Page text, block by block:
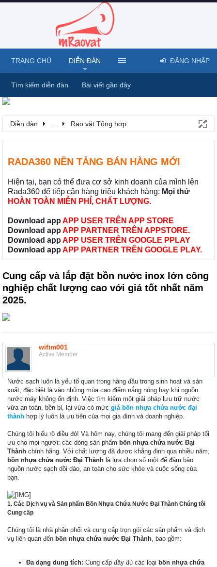
Diễn đàn Rao vặt Tổng hợp
RADA360 NỀN TẢNG BÁN HÀNG MỚI
Hiện tại, bạn có thể đưa cơ sở kinh doanh của mình lên
Rada360 để tiếp cận hàng triệu khách hàng: Mọi thứ
HOÀN TOÀN MIỄN PHÍ, CHẤT LƯỢNG.
Download app APP USER TRÊN APP STORE
Download app APP PARTNER TRÊN APPSTORE.
Download app APP USER TRÊN GOOGLE PPLAY
Download app APP PARTNER TRÊN GOOGLE PLAY.
Cung cấp và lắp đặt bồn nước inox lớn công
nghiệp chất lượng cao với giá tốt nhất năm
2025.
wifim001
Active Member
Nước sạch luôn là yếu tố quan trọng hàng đầu trong sinh hoạt và sản
xuất, đặc biệt là vào những mùa cao điểm nắng nóng hay khi nguồn
nước máy không ổn định. Việc tìm kiếm một giải pháp lưu trữ nước
vừa an toàn, bền bỉ, lại vừa có mức giá bồn nhựa chứa nước đại
thành hợp lý luôn là ưu tiên của mọi gia đình và doanh nghiệp.
Chúng tôi hiểu rõ điều đó! Và hôm nay, chúng tôi mang đến giải pháp tối
ưu cho mọi người: các dòng sản phẩm bồn nhựa chứa nước Đại
Thành chính hãng. Với chất lượng đã được khẳng định qua nhiều năm,
bồn nhựa chứa nước Đại Thành là lựa chọn số một để đảm bảo
nguồn nước sạch dồi dào, an toàn cho sức khỏe và cuộc sống của
bạn.
1. Các Dịch vụ và Sản phẩm Bồn Nhựa Chứa Nước Đại Thành Chúng tôi
Cung cấp
Chúng tôi là nhà phân phối và cung cấp trọn gói các sản phẩm và dịch
vụ liên quan đến bồn nhựa chứa nước Đại Thành, bao gồm:
Đa dạng dung tích: Cung cấp đầy đủ các loại bồn nhựa chứa
TRANG CHỦ DIỄN ĐÀN
Tìm kiếm diễn đàn Bài viết gần đây
ĐĂNG NHẬP